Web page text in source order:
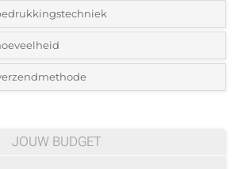
en kleuren van het logo:
het gewenste aantal in
JOUW BUDGET